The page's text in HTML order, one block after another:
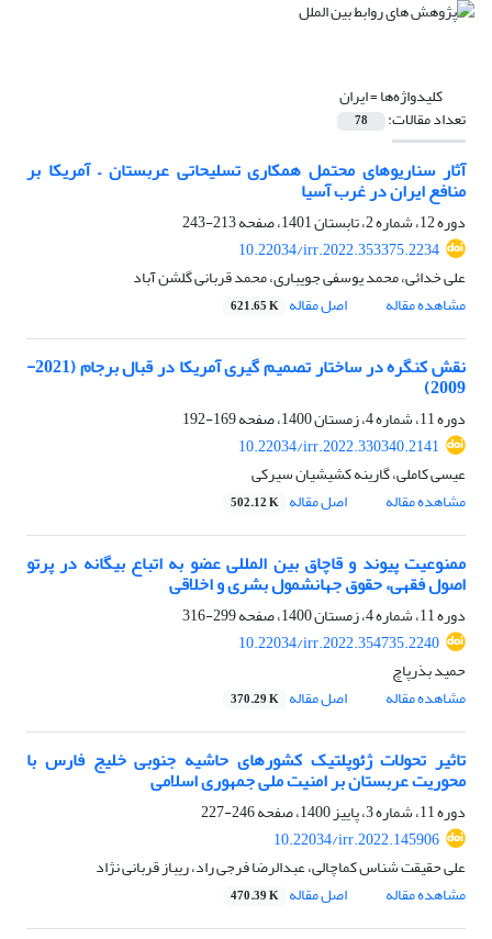
کلیدواژه‌ها =ایران
تعداد مقالات: 78
آثار سناریوهای محتمل همکاری تسلیحاتی عربستان – آمریکا بر
منافع ایران در غرب آسیا
دوره 12، شماره 2، تابستان 1401، صفحه
213-243
10.22034/irr.2022.353375.2234
علی خدائی، محمد یوسفی جویباری، محمد قربانی گلشن آباد
مشاهده مقاله
اصل مقاله 621.65 K
نقش کنگره در ساختار تصمیم گیری آمریکا در قبال برجام (2021-
2009)
دوره 11، شماره 4، زمستان 1400، صفحه
169-192
10.22034/irr.2022.330340.2141
عیسی کاملی، گارینه کشیشیان سیرکی
مشاهده مقاله
اصل مقاله 502.12 K
ممنوعیت پیوند و قاچاق بین المللی عضو به اتباع بیگانه در پرتو
اصول فقهی، حقوق جهانشمول بشری و اخلاقی
دوره 11، شماره 4، زمستان 1400، صفحه
299-316
10.22034/irr.2022.354735.2240
حمید بذرپاچ
مشاهده مقاله
اصل مقاله 370.29 K
تاثیر تحولات ژئوپلتیک کشورهای حاشیه جنوبی خلیج فارس با
محوریت عربستان بر امنیت ملی جمهوری اسلامی
دوره 11، شماره 3، پاییز 1400، صفحه
246-227
10.22034/irr.2022.145906
علی حقیقت شناس کماچالی، عبدالرضا فرجی راد، ریباز قربانی نژاد
مشاهده مقاله
اصل مقاله 470.39 K